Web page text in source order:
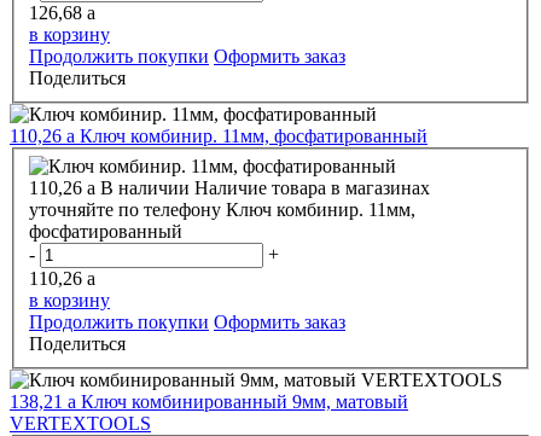
126,68 a
в корзину
Продолжить покупки Оформить заказ
Поделиться
110,26 a Ключ комбинир. 11мм, фосфатированный
110,26 a В наличии Наличие товара в магазинах
уточняйте по телефону Ключ комбинир. 11мм,
фосфатированный
-
+
110,26 a
в корзину
Продолжить покупки Оформить заказ
Поделиться
138,21 a Ключ комбинированный 9мм, матовый
VERTEXTOOLS